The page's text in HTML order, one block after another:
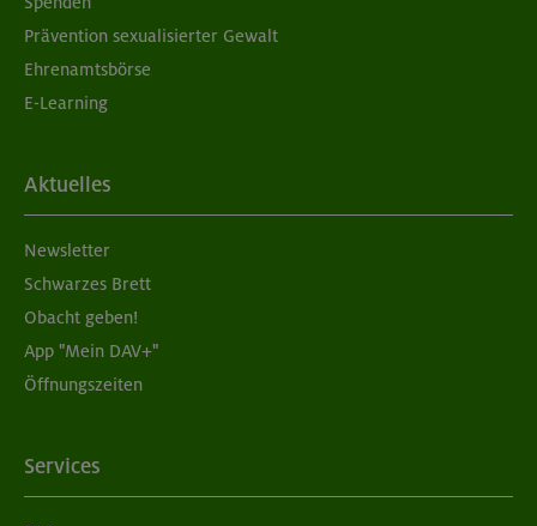
Aufbaukurs Klettern indoor (2 Termine)
München
05./06.09.26
Aufbaukurs Klettern indoor (3 Termine)
München
Prävention sexualisierter Gewalt
Ehrenamtsbörse
E-Learning
Aktuelles
Newsletter
Schwarzes Brett
Obacht geben!
App "Mein DAV+"
Öffnungszeiten
Services